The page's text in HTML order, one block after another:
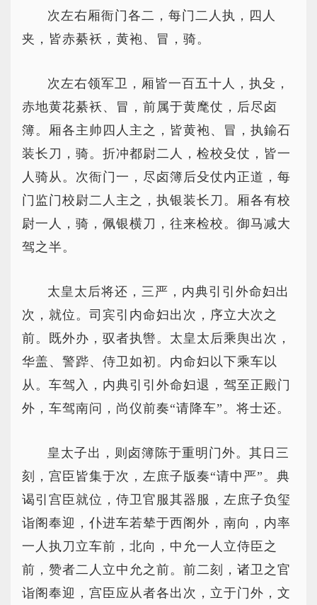
次左右厢衙门各二，每门二人执，四人
夹，皆赤綦袄，黄袍、冒，骑。
次左右领军卫，厢皆一百五十人，执殳，
赤地黄花綦袄、冒，前属于黄麾仗，后尽卤
簿。厢各主帅四人主之，皆黄袍、冒，执鍮石
装长刀，骑。折冲都尉二人，检校殳仗，皆一
人骑从。次衙门一，尽卤簿后殳仗内正道，每
门监门校尉二人主之，执银装长刀。厢各有校
尉一人，骑，佩银横刀，往来检校。御马减大
驾之半。
太皇太后将还，三严，内典引引外命妇出
次，就位。司宾引内命妇出次，序立大次之
前。既外办，驭者执辔。太皇太后乘舆出次，
华盖、警跸、侍卫如初。内命妇以下乘车以
从。车驾入，内典引引外命妇退，驾至正殿门
外，车驾南问，尚仪前奏“请降车”。将士还。
皇太子出，则卤簿陈于重明门外。其日三
刻，宫臣皆集于次，左庶子版奏“请中严”。典
谒引宫臣就位，侍卫官服其器服，左庶子负玺
诣阁奉迎，仆进车若辇于西阁外，南向，内率
一人执刀立车前，北向，中允一人立侍臣之
前，赞者二人立中允之前。前二刻，诸卫之官
诣阁奉迎，宫臣应从者各出次，立于门外，文